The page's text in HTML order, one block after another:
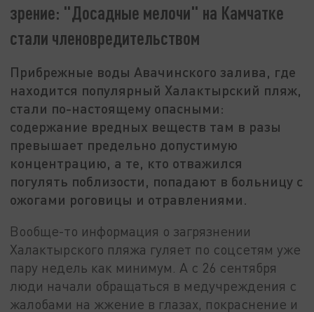
зрение: "Досадные мелочи" на Камчатке
стали членовредительством
Прибрежные воды Авачинского залива, где
находится популярный Халактырский пляж,
стали по-настоящему опасными:
содержание вредных веществ там в разы
превышает предельно допустимую
концентрацию, а те, кто отважился
погулять поблизости, попадают в больницу с
ожогами роговицы и отравлениями.
Вообще-то информация о загрязнении
Халактырского пляжа гуляет по соцсетям уже
пару недель как минимум. А с 26 сентября
люди начали обращаться в медучреждения с
жалобами на жжение в глазах, покраснение и